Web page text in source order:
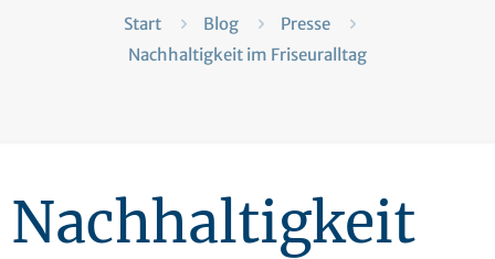
Start Blog
Presse
Nachhaltigkeit im Friseuralltag
Nachhaltigkeit